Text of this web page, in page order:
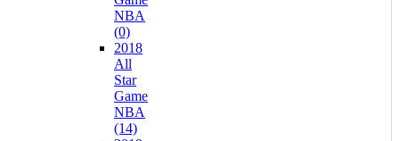
NBA
(0)
2018
All
Star
Game
NBA
(14)